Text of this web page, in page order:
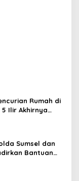
Rumah di
5 Ilir Akhirnya
Sumsel dan
Bantuan